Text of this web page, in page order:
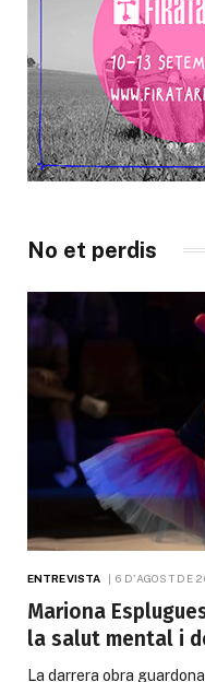
No et perdis
ENTREVISTA 6 D'AGOST DE
Mariona
la salut mental i
La darrera obra